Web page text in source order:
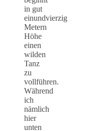
in gut
einundvierzig
Metern
Höhe
einen
wilden
Tanz
zu
vollführen.
Während
ich
nämlich
hier
unten